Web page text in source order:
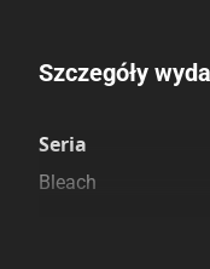
Porównaj ceny
Szczegóły
Seria
Bleach